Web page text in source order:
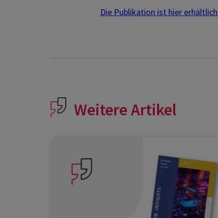
Die Publikation ist hier
Weitere Artikel